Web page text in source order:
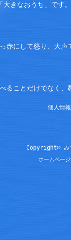
きなおうち」です
赤にして怒り、大
ることだけでなく
個人情
Copyright© み
ホームペー